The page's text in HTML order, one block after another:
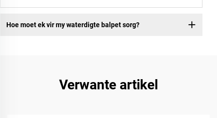
Hoe moet ek vir my waterdigte balpet sorg?
Verwante artikel